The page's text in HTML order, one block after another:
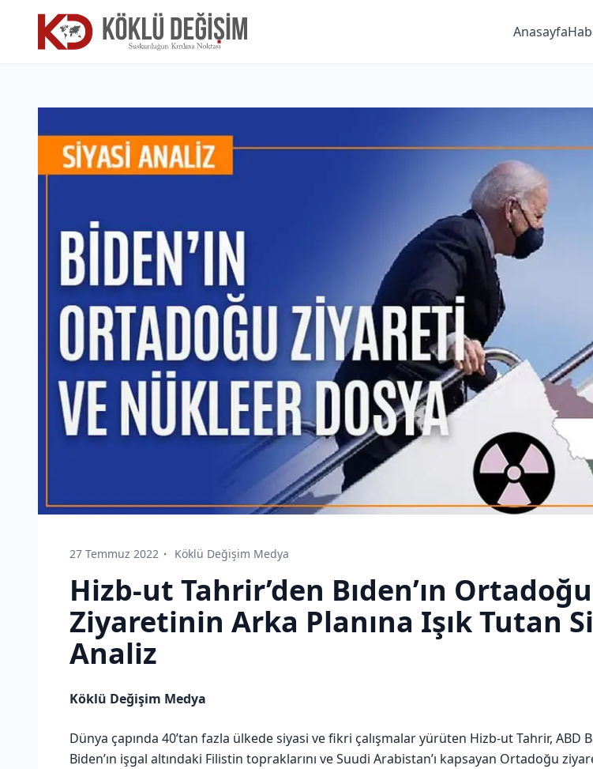
Anasayfa
27 Temmuz 2022 Köklü Değişim Medya
Hizb-ut Tahrir’den Bıden’ın Ortadoğu
Ziyaretinin Arka Planına Işık Tutan
Analiz
Köklü Değişim Medya
Dünya çapında 40’tan fazla ülkede siyasi ve fikri çalışmalar yürüten Hizb-ut Tahrir, ABD
Biden’ın işgal altındaki Filistin topraklarını ve Suudi Arabistan’ı kapsayan Ortadoğu